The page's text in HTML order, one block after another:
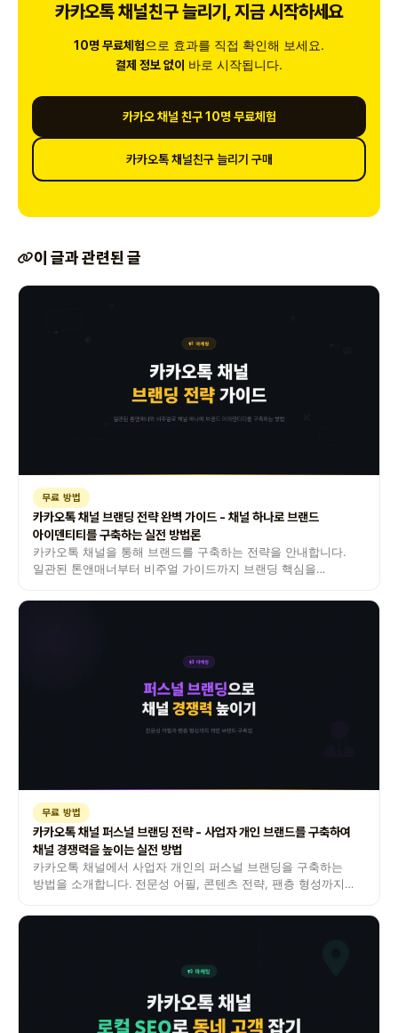
카카오톡 채널친구 늘리기, 지금 시작하세요
10명 무료체험으로 효과를 직접 확인해 보세요.
결제 정보 없이 바로 시작됩니다.
카카오 채널 친구 10명 무료체험
카카오톡 채널친구 늘리기 구매
이 글과 관련된 글
무료 방법
카카오톡 채널 브랜딩 전략 완벽 가이드 - 채널 하나로 브랜드
아이덴티티를 구축하는 실전 방법론
카카오톡 채널을 통해 브랜드를 구축하는 전략을 안내합니다.
일관된 톤앤매너부터 비주얼 가이드까지 브랜딩 핵심을
무료 방법
카카오톡 채널 퍼스널 브랜딩 전략 - 사업자 개인 브랜드를 구축하여
채널 경쟁력을 높이는 실전 방법
카카오톡 채널에서 사업자 개인의 퍼스널 브랜딩을 구축하는
방법을 소개합니다. 전문성 어필, 콘텐츠 전략, 팬층 형성까지